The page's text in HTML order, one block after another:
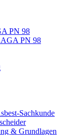
PN 98
PN 98
Sachkunde
& Grundlagen